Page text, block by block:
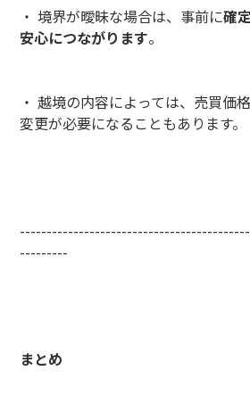
・ 境界が曖昧な場合は、事前に確
安心につながります。
・ 越境の内容によっては、売買価
変更が必要になることもあります。
---------
まとめ